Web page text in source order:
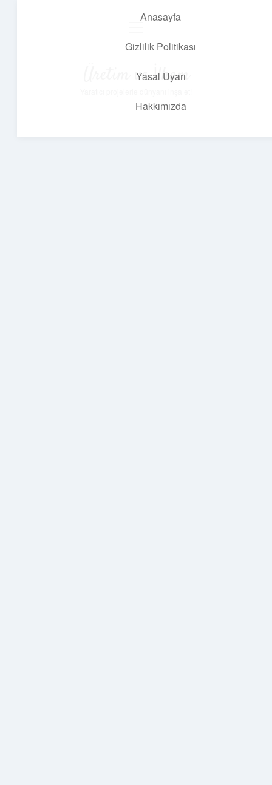
Anasayfa
Gizlilik Politikası
Yasal Uyarı
Hakkımızda
Üretim ve İlham